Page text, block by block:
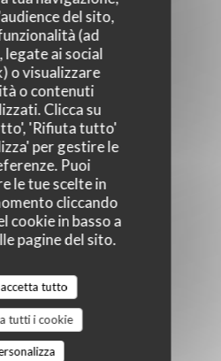
del sito,
(ad
legate ai social
o visualizzare
o contenuti
Clicca su
'Rifiuta tutto'
per gestire le
Puoi
le tue scelte in
cliccando
cookie in basso a
pagine del sito.
tutto
tutti i cookie